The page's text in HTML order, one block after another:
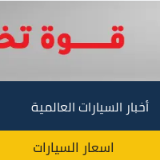
أخبار السيارات العالمية
اسعار السيارات